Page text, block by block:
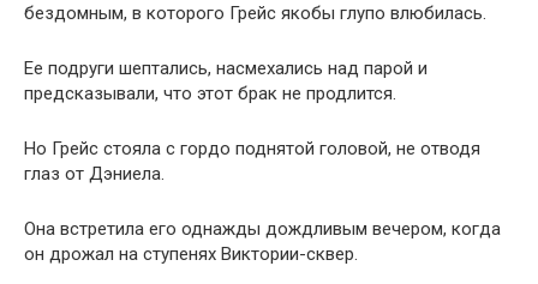
бездомным, в которого Грейс якобы глупо влюбилась.
Ее подруги шептались, насмехались над парой и
предсказывали, что этот брак не продлится.
Но Грейс стояла с гордо поднятой головой, не отводя
глаз от Дэниела.
Она встретила его однажды дождливым вечером, когда
он дрожал на ступенях Виктории-сквер.